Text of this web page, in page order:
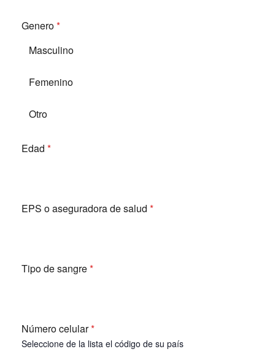
Genero*
Masculino
Femenino
Otro
Edad *
EPS o aseguradora de salud *
Tipo de sangre*
Número celular*
Seleccione de la lista el código de su país